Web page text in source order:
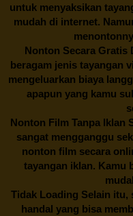
untuk menyaksikan
mudah di internet.
Nonton Secara Gratis
beragam jenis tayangan
mengeluarkan biaya
apapun yang kamu
Nonton Film Tanpa Iklan
sangat mengganggu
nonton film secara
tayangan iklan. Kamu
Tidak Loading Selain
handal yang bisa